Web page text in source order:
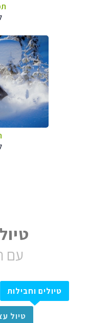
עם
טיולים וחבילות
טיול